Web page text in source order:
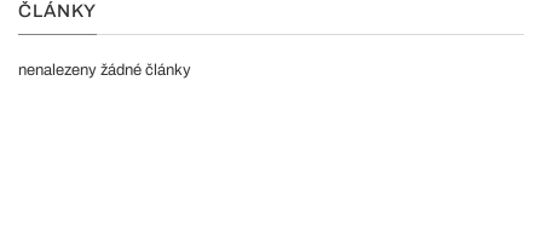
ČLÁNKY
nenalezeny žádné články